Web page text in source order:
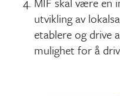
utvikling av
etablere og drive
mulighet for å